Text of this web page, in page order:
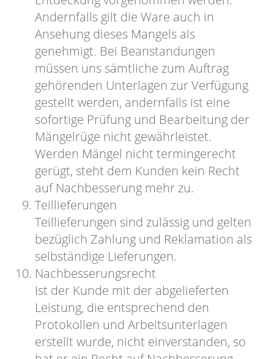
Andernfalls gilt die Ware auch in
Ansehung dieses Mangels als
genehmigt. Bei Beanstandungen
müssen uns sämtliche zum Auftrag
gehörenden Unterlagen zur Verfügung
gestellt werden, andernfalls ist eine
sofortige Prüfung und Bearbeitung der
Mängelrüge nicht gewährleistet.
Werden Mängel nicht termingerecht
gerügt, steht dem Kunden kein Recht
auf Nachbesserung mehr zu.
Teillieferungen
Teillieferungen sind zulässig und gelten
bezüglich Zahlung und Reklamation als
selbständige Lieferungen.
Nachbesserungsrecht
Ist der Kunde mit der abgelieferten
Leistung, die entsprechend den
Protokollen und Arbeitsunterlagen
erstellt wurde, nicht einverstanden, so